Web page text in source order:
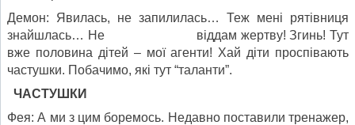
Демон: Явилась, не запилилась… Теж мені рятівниця
знайшлась… Не віддам жертву! Згинь! Тут
вже половина дітей – мої агенти! Хай діти проспівають
частушки. Побачимо, які тут “таланти”.
ЧАСТУШКИ
Фея: А ми з цим боремось. Недавно поставили тренажер,